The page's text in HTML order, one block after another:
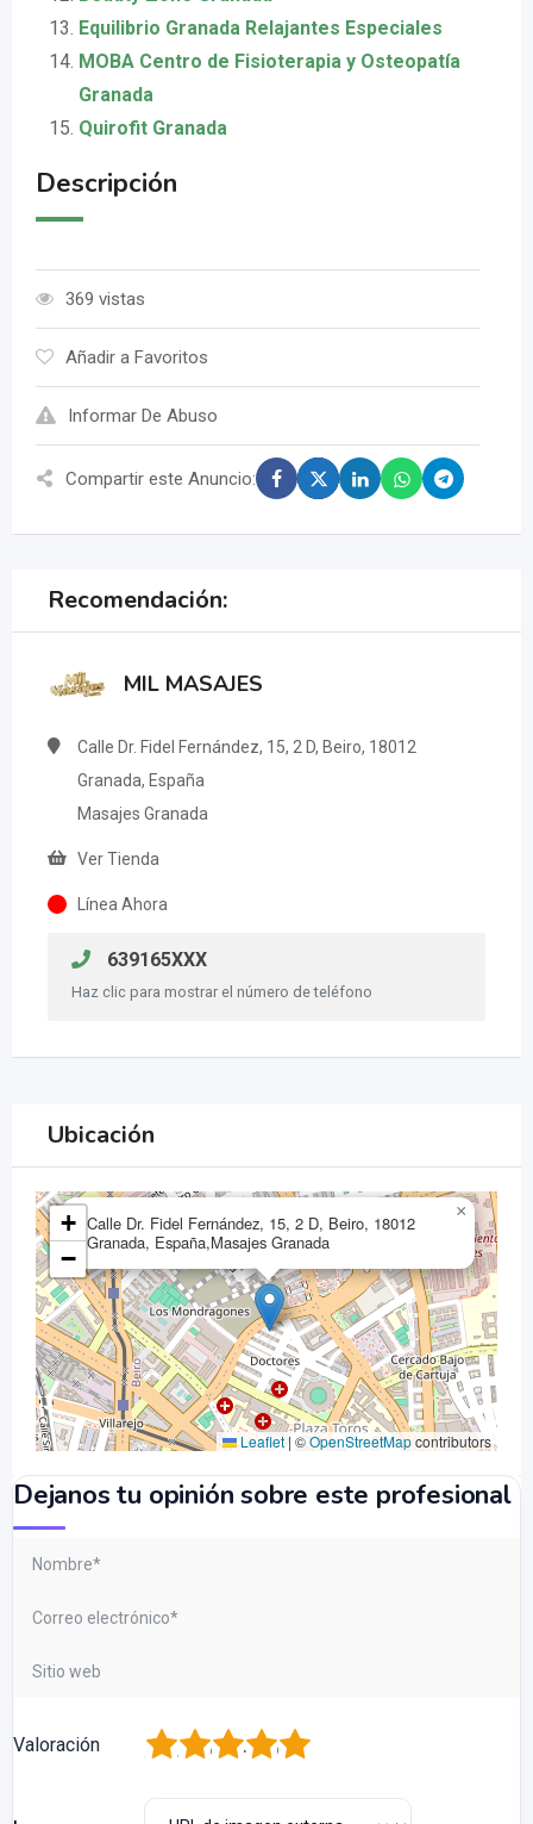
Equilibrio Granada Relajantes Especiales
MOBA Centro de Fisioterapia y Osteopatía
Granada
Quirofit Granada
Descripción
369 vistas
Añadir a Favoritos
Informar De Abuso
Compartir este Anuncio:
Recomendación:
MIL MASAJES
Calle Dr. Fidel Fernández, 15, 2 D, Beiro, 18012
Granada, España
Masajes Granada
Ver Tienda
Línea Ahora
639165XXX
Haz clic para mostrar el número de teléfono
Ubicación
Calle Dr. Fidel Fernández, 15, 2 D, Beiro, 18012
Granada, España,Masajes Granada
×
+
−
Leaflet | ©OpenStreetMapcontributors
Dejanos tu opinión sobre este profesional
Valoración 5
4
3
2